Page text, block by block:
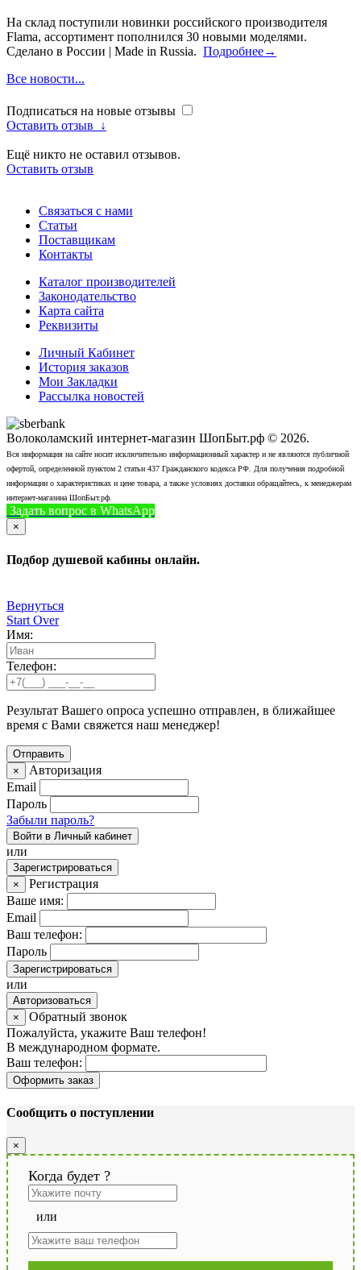
На склад поступили новинки российского производителя
Flama, ассортимент пополнился 30 новыми моделями.
Сделано в России | Made in Russia. Подробнее→
Все новости...
Подписаться на новые отзывы
Оставить отзыв
↓
Ещё никто не оставил отзывов.
Оставить отзыв
Связаться с нами
Статьи
Поставщикам
Контакты
Каталог производителей
Законодательство
Карта сайта
Реквизиты
Личный Кабинет
История заказов
Мои Закладки
Рассылка новостей
Волоколамский интернет-магазин ШопБыт.рф © 2026.
Вся информация на сайте носит исключительно информационный характер и не являются публичной
офертой, определенной пунктом 2 статьи 437 Гражданского кодекса РФ. Для получения подробной
информации о характеристиках и цене товара, а также условиях доставки обращайтесь, к менеджерам
интернет-магазина ШопБыт.рф.
Задать вопрос в WhatsApp
×
Подбор душевой кабины онлайн.
Вернуться
Start Over
Имя:
Телефон:
Результат Вашего опроса успешно отправлен, в ближайшее
время с Вами свяжется наш менеджер!
×
Авторизация
Email
Пароль
Забыли пароль?
Войти в Личный кабинет
или
Зарегистрироваться
×
Регистрация
Ваше имя:
Email
Ваш телефон:
Пароль
Зарегистрироваться
или
Авторизоваться
×
Обратный звонок
Пожалуйста, укажите Ваш телефон!
В международном формате.
Ваш телефон:
Оформить заказ
Сообщить о поступлении
×
Когда будет ?
или